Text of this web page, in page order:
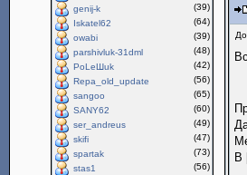
genij-k
(39)
Iskatel62
(64)
owabi
(39)
parshivluk-31dml
(48)
PoLeШuk
(42)
Repa_old_update
(56)
sangoo
(65)
SANY62
(60)
ser_andreus
(49)
skifi
(47)
spartak
(73)
stas1
(56)
В